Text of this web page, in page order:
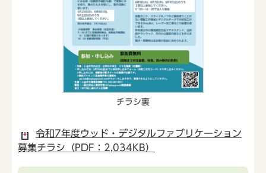
チラシ裏
令和7年度ウッド・デジタルファブリケーション
募集チラシ（PDF：2,034KB）